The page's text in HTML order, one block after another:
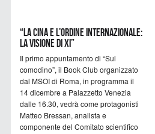
“La Cina e l’ordine internazionale:
la visione di Xi”
Il primo appuntamento di “Sul
comodino”, il Book Club organizzato
dal MSOI di Roma, in programma il
14 dicembre a Palazzetto Venezia
dalle 16.30, vedrà come protagonisti
Matteo Bressan, analista e
componente del Comitato scientifico